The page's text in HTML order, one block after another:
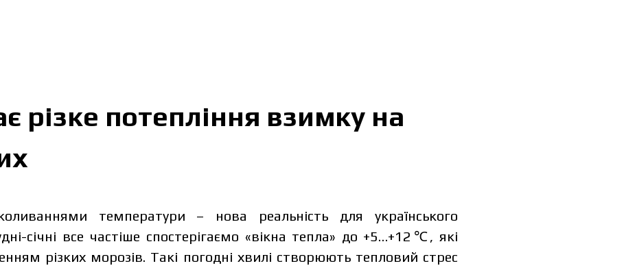
різке потепління взимку на
температури – нова реальність для українського
січні все частіше спостерігаємо «вікна тепла» до +5…+12℃, які
різких морозів. Такі погодні хвилі створюють тепловий стрес